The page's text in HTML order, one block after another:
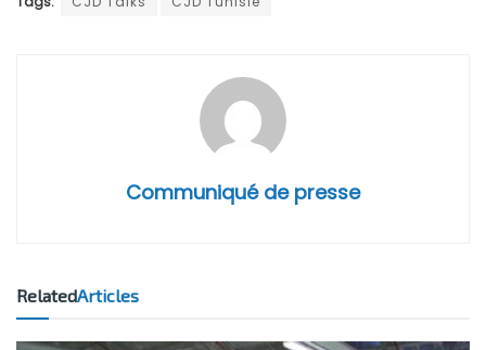
Communiqué de presse
RelatedArticles